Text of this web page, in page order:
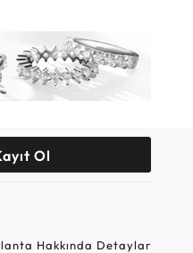
Ol
Hakkında Detaylar